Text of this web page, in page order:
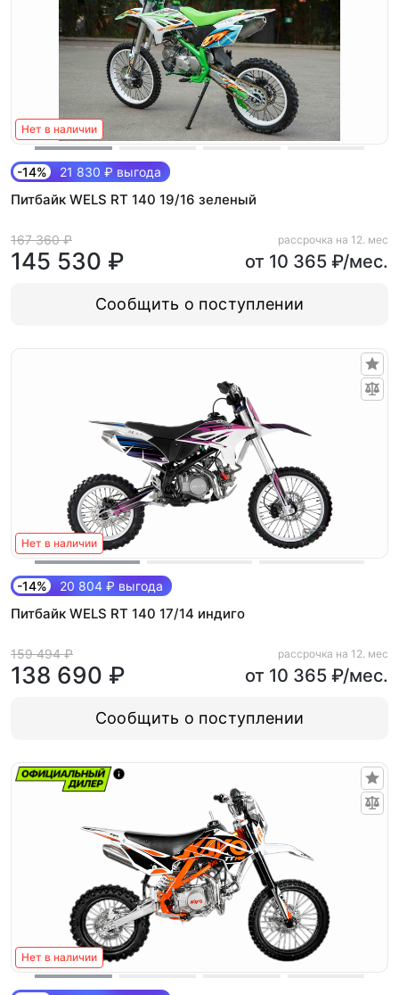
Нет в наличии
-14% 21 830 ₽ выгода
Питбайк WELS RT 140 19/16 зеленый
167 360 ₽
145 530 ₽
рассрочка на 12. мес
от 10 365 ₽/мес.
Сообщить о поступлении
Нет в наличии
-14% 20 804 ₽ выгода
Питбайк WELS RT 140 17/14 индиго
159 494 ₽
138 690 ₽
рассрочка на 12. мес
от 10 365 ₽/мес.
Сообщить о поступлении
Нет в наличии